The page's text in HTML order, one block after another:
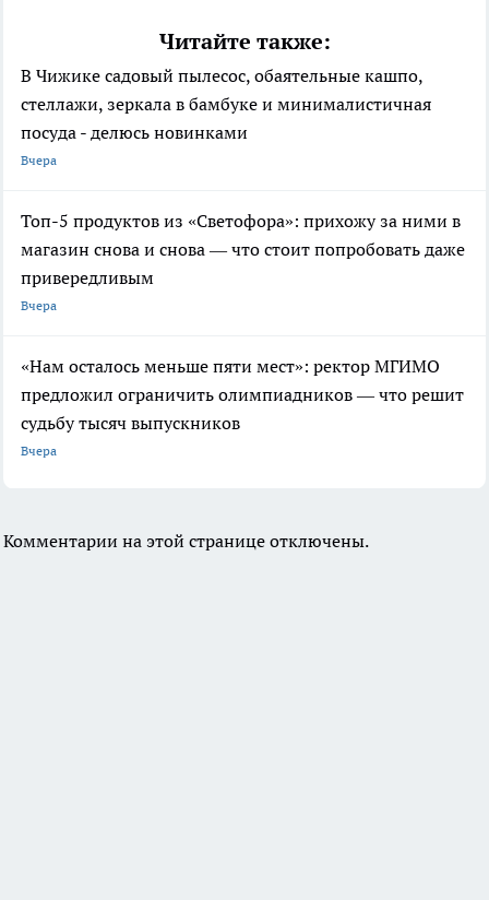
Читайте также:
В Чижике садовый пылесос, обаятельные кашпо,
стеллажи, зеркала в бамбуке и минималистичная
посуда - делюсь новинками
Вчера
Топ-5 продуктов из «Светофора»: прихожу за ними в
магазин снова и снова — что стоит попробовать даже
привередливым
Вчера
«Нам осталось меньше пяти мест»: ректор МГИМО
предложил ограничить олимпиадников — что решит
судьбу тысяч выпускников
Вчера
Комментарии на этой странице отключены.